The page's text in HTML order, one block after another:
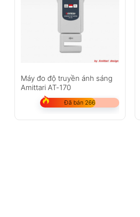
Máy đo độ truyền ánh sáng
Amittari AT-170
Đã bán 266